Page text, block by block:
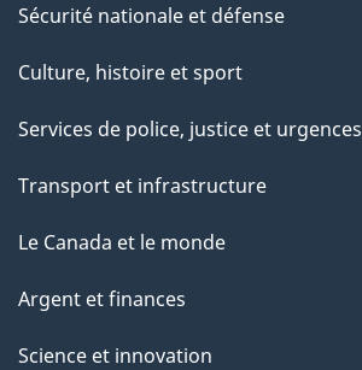
t
e
a
g
Sécurité nationale et défense
Culture, histoire et sport
Services de police, justice et urgences
Transport et infrastructure
Le Canada et le monde
Argent et finances
Science et innovation